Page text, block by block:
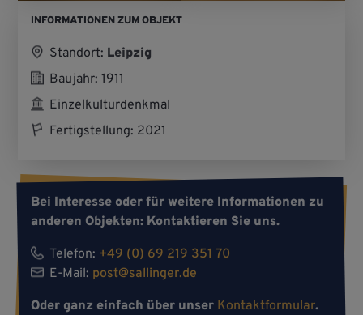
INFORMATIONEN ZUM OBJEKT
Standort: Leipzig
Baujahr: 1911
Einzelkulturdenkmal
Fertigstellung: 2021
Bei Interesse oder für weitere Informationen zu
anderen Objekten: Kontaktieren Sie uns.
Telefon: +49 (0) 69 219 351 70
E-Mail: post@sallinger.de
Oder ganz einfach über unser Kontaktformular.